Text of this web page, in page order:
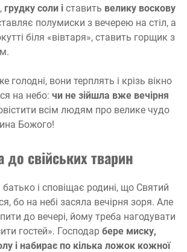
грудку соли і ставить велику воскову
полумиски з вечерею на стіл, а
біля «вівтаря», ставить горщик з
голодні, вони терплять і крізь вікно
на небо: чи не зійшла вже вечірня
всім людям про велике чудо
Божого!
до свійських тварин
і сповіщає родині, що Святий
бо на небі засяла вечірня зоря. Але
до вечері, йому треба нагодувати
гостей». Господар бере миску,
і набирає по кілька ложок кожної